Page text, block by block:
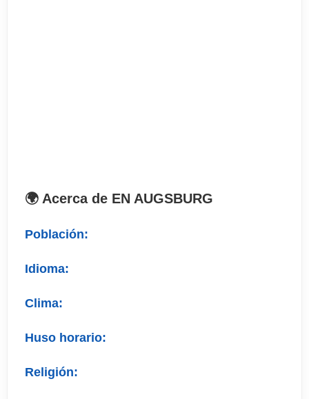
. Certificado incluido
🌍 Acerca de EN AUGSBURG
Población:
Idioma:
Clima:
Huso horario:
Religión: